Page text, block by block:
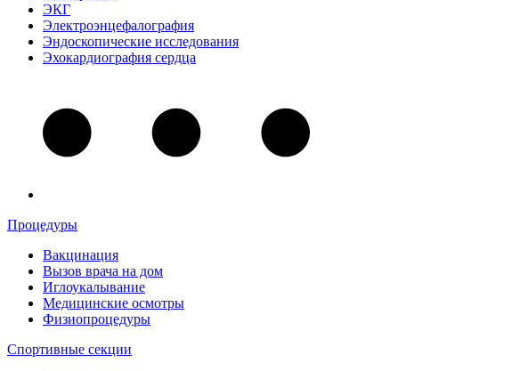
ЭКГ
Электроэнцефалография
Эндоскопические исследования
Эхокардиография сердца
Процедуры
Вакцинация
Вызов врача на дом
Иглоукалывание
Медицинские осмотры
Физиопроцедуры
Спортивные секции